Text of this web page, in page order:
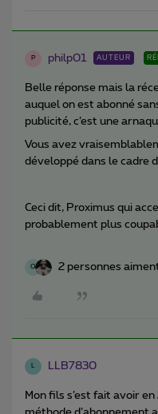
P philp01 AUTEUR
Belle réponse mais la
auquel on est abonné
publicité, c’est une
Vous avez
développé dans le cadre
Ceci dit, Proximus qui
probablement plus
O 2 personnes
L LLB7830
Mon fils s’est fait avoir